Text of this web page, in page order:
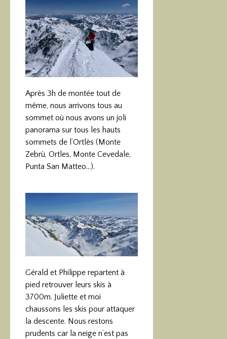
Après 3h de montée tout de
même, nous arrivons tous au
sommet où nous avons un joli
panorama sur tous les hauts
sommets de l’Ortlès (Monte
Zebrù, Ortles, Monte Cevedale,
Punta San Matteo…).
Gérald et Philippe repartent à
pied retrouver leurs skis à
3700m. Juliette et moi
chaussons les skis pour attaquer
la descente. Nous restons
prudents car la neige n’est pas